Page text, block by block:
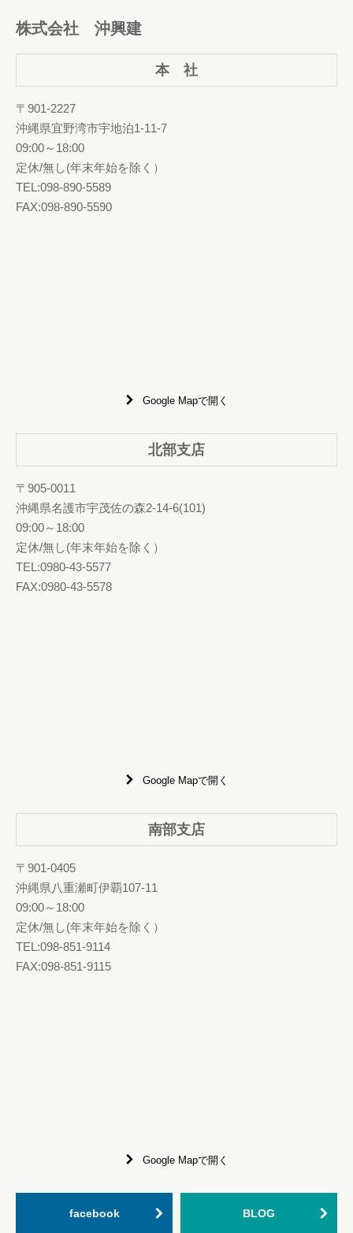
株式会社 沖興建
本 社
〒901-2227
沖縄県宜野湾市宇地泊1-11-7
09:00～18:00
定休/無し(年末年始を除く）
TEL:098-890-5589
FAX:098-890-5590
Google Mapで開く
北部支店
〒905-0011
沖縄県名護市宇茂佐の森2-14-6(101)
09:00～18:00
定休/無し(年末年始を除く）
TEL:0980-43-5577
FAX:0980-43-5578
Google Mapで開く
南部支店
〒901-0405
沖縄県八重瀬町伊覇107-11
09:00～18:00
定休/無し(年末年始を除く）
TEL:098-851-9114
FAX:098-851-9115
Google Mapで開く
facebook BLOG